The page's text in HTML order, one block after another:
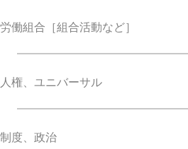
労働組合 ［組合活動など］
人権、ユニバーサル
制度、政治